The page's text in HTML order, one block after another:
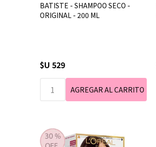
BATISTE - SHAMPOO SECO -
ORIGINAL - 200 ML
$U 529